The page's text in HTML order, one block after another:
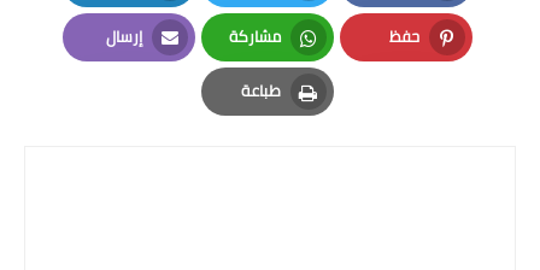
حلويات العيد
مواضيع ست البيت
Facebook
Twitter
LinkedIn
حفظ
Pinterest
مشاركة
Whatsapp
إرسال
Email
طباعة
Print